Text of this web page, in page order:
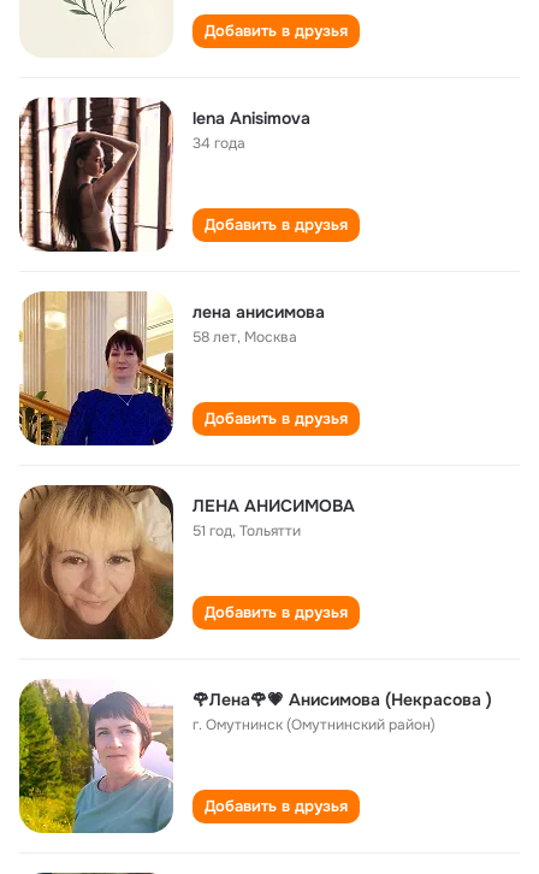
Добавить в друзья
lena Anisimova
34 года
Добавить в друзья
лена анисимова
58 лет, Москва
Добавить в друзья
ЛЕНА АНИСИМОВА
51 год,Тольятти
Добавить в друзья
🌹Лена🌹💗 Анисимова (Некрасова )
г. Омутнинск (Омутнинский район)
Добавить в друзья